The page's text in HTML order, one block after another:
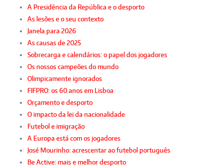
A Presidência da República e o desporto
As lesões e o seu contexto
Janela para 2026
As causas de 2025
Sobrecarga e calendários: o papel dos jogadores
Os nossos campeões do mundo
Olimpicamente ignorados
FIFPRO: os 60 anos em Lisboa
Orçamento e desporto
O impacto da lei da nacionalidade
Futebol e imigração
A Europa está com os jogadores
José Mourinho: acrescentar ao futebol português
Be Active: mais e melhor desporto